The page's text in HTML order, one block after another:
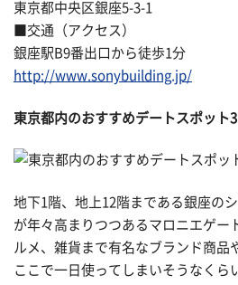
東京都中央区銀座5-3-1
■交通（アクセス）
銀座駅B9番出口から徒歩1分
http://www.sonybuilding.jp/
東京都内のおすすめデートスポット
地下1階、地上12階まである銀座の
が年々高まりつつあるマロニエゲー
ルメ、雑貨まで有名なブランド商品
ここで一日使ってしまいそうなくら